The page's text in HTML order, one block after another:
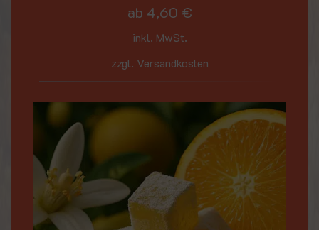
ab 4,60 €
inkl. MwSt.
zzgl. Versandkosten